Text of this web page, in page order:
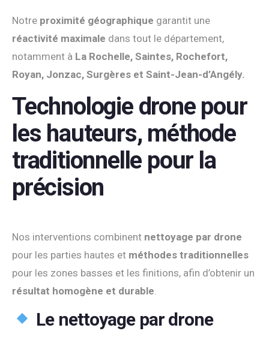
Notre proximité géographique garantit une
réactivité maximale dans tout le département,
notamment à La Rochelle, Saintes, Rochefort,
Royan, Jonzac, Surgères et Saint-Jean-d’Angély.
Technologie drone pour
les hauteurs, méthode
traditionnelle pour la
précision
Nos interventions combinent nettoyage par drone
pour les parties hautes et méthodes traditionnelles
pour les zones basses et les finitions, afin d’obtenir un
résultat homogène et durable.
Le nettoyage par drone